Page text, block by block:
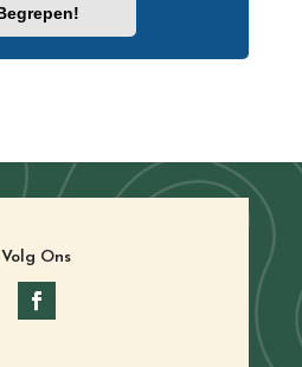
Volg Ons